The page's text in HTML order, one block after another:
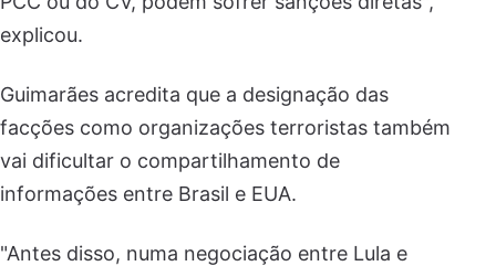
explicou.
Guimarães acredita que a designação das
facções como organizações terroristas também
vai dificultar o compartilhamento de
informações entre Brasil e EUA.
"Antes disso, numa negociação entre Lula e